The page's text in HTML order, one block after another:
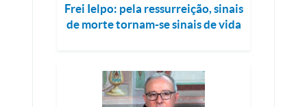
Frei Ielpo: pela ressurreição, sinais
de morte tornam-se sinais de vida